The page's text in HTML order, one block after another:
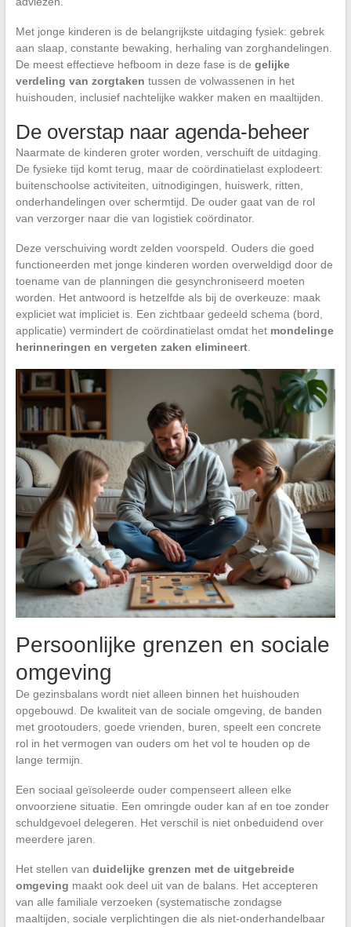
Met jonge kinderen is de belangrijkste uitdaging fysiek: gebrek
aan slaap, constante bewaking, herhaling van zorghandelingen.
De meest effectieve hefboom in deze fase is de gelijke
verdeling van zorgtaken tussen de volwassenen in het
huishouden, inclusief nachtelijke wakker maken en maaltijden.
De overstap naar agenda-beheer
Naarmate de kinderen groter worden, verschuift de uitdaging.
De fysieke tijd komt terug, maar de coördinatielast explodeert:
buitenschoolse activiteiten, uitnodigingen, huiswerk, ritten,
onderhandelingen over schermtijd. De ouder gaat van de rol
van verzorger naar die van logistiek coördinator.
Deze verschuiving wordt zelden voorspeld. Ouders die goed
functioneerden met jonge kinderen worden overweldigd door de
toename van de planningen die gesynchroniseerd moeten
worden. Het antwoord is hetzelfde als bij de overkeuze: maak
expliciet wat impliciet is. Een zichtbaar gedeeld schema (bord,
applicatie) vermindert de coördinatielast omdat het mondelinge
herinneringen en vergeten zaken elimineert.
Persoonlijke grenzen en sociale
omgeving
De gezinsbalans wordt niet alleen binnen het huishouden
opgebouwd. De kwaliteit van de sociale omgeving, de banden
met grootouders, goede vrienden, buren, speelt een concrete
rol in het vermogen van ouders om het vol te houden op de
lange termijn.
Een sociaal geïsoleerde ouder compenseert alleen elke
onvoorziene situatie. Een omringde ouder kan af en toe zonder
schuldgevoel delegeren. Het verschil is niet onbeduidend over
meerdere jaren.
Het stellen van duidelijke grenzen met de uitgebreide
omgeving maakt ook deel uit van de balans. Het accepteren
van alle familiale verzoeken (systematische zondagse
maaltijden, sociale verplichtingen die als niet-onderhandelbaar